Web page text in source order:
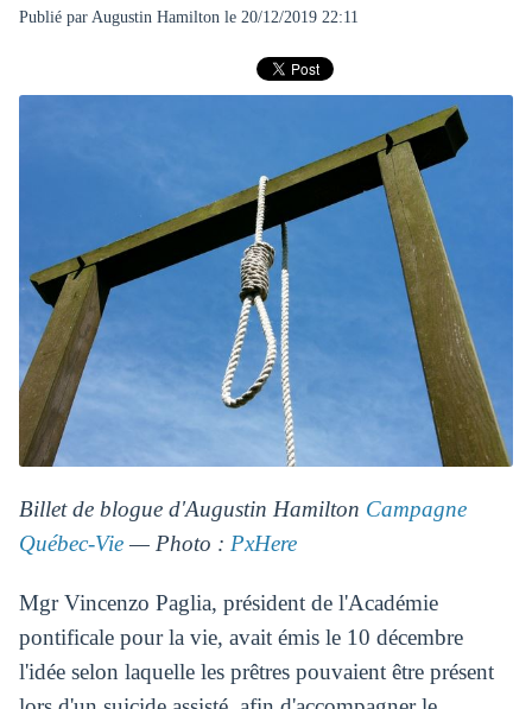
Publié par Augustin Hamiltonle 20/12/2019 22:11
Billet de blogue d'Augustin Hamilton Campagne
Québec-Vie— Photo : PxHere
Mgr Vincenzo Paglia, président de l'Académie
pontificale pour la vie, avait émis le 10 décembre
l'idée selon laquelle les prêtres pouvaient être présent